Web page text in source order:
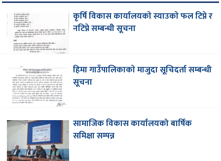
कृर्षि विकास कार्यालयकाे स्याउकाे फल टिप्ने र
नटिप्ने सम्बन्धी सूचना
हिमा गाउँपालिकाकाे मा‌जुदा सूचिदर्ता सम्बन्धी
सूचना
सामाजिक विकास कार्यालयको बार्षिक
समिक्षा सम्पन्न